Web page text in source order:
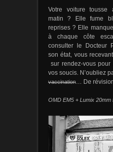
Votre voiture tousse
matin ? Elle fume
reprises ? Elle
à chaque côte
consulter le Docteur
son état, vous
sur rendez-vous
vos soucis. N’oubliez
vaccination… De
OMD EM5 + Lumix 20mm